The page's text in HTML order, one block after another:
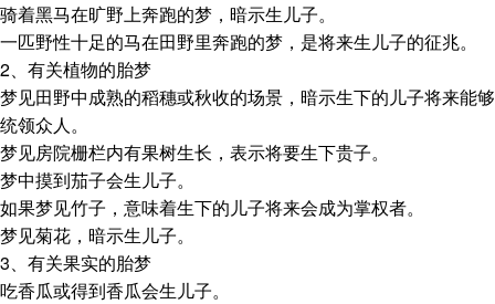
骑着黑马在旷野上奔跑的梦，暗示生儿子。
一匹野性十足的马在田野里奔跑的梦，是将来生儿子的征兆。
2、有关植物的胎梦
梦见田野中成熟的稻穗或秋收的场景，暗示生下的儿子将来能够
统领众人。
梦见房院栅栏内有果树生长，表示将要生下贵子。
梦中摸到茄子会生儿子。
如果梦见竹子，意味着生下的儿子将来会成为掌权者。
梦见菊花，暗示生儿子。
3、有关果实的胎梦
吃香瓜或得到香瓜会生儿子。